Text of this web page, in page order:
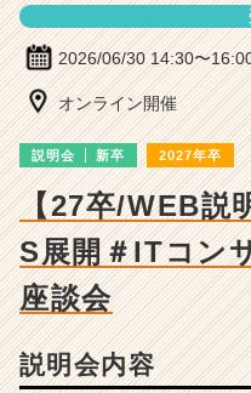
ャ
長
企
業
か
ら
ス
2026/06/30 14:30〜
オンライン開催
説明会 新卒 2027年卒
【27卒/WEB説
S展開＃ITコン
座談会
説明会内容